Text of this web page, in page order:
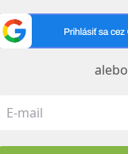
alebo